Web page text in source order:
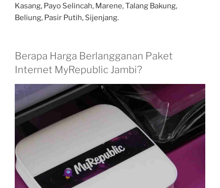
Kasang, Payo Selincah, Marene, Talang Bakung,
Beliung, Pasir Putih, Sijenjang.
Berapa Harga Berlangganan Paket
Internet MyRepublic Jambi?